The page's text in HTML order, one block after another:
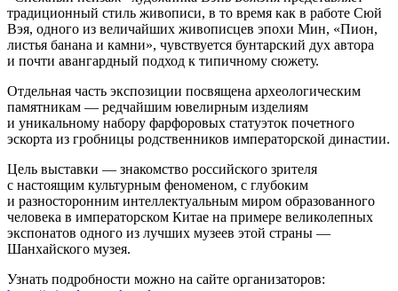
традиционный стиль живописи, в то время как в работе Сюй
Вэя, одного из величайших живописцев эпохи Мин, «Пион,
листья банана и камни», чувствуется бунтарский дух автора
и почти авангардный подход к типичному сюжету.
Отдельная часть экспозиции посвящена археологическим
памятникам — редчайшим ювелирным изделиям
и уникальному набору фарфоровых статуэток почетного
эскорта из гробницы родственников императорской династии.
Цель выставки — знакомство российского зрителя
с настоящим культурным феноменом, с глубоким
и разносторонним интеллектуальным миром образованного
человека в императорском Китае на примере великолепных
экспонатов одного из лучших музеев этой страны —
Шанхайского музея.
Узнать подробности можно на сайте организаторов: